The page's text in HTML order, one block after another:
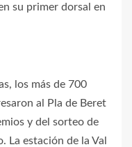
su primer dorsal en
los más de 700
al Pla de Beret
y del sorteo de
La estación de la Val